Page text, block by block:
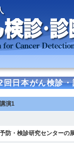
回日本がん検診
演1
防・検診研究センターの